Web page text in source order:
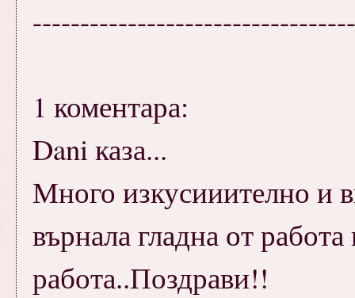
1 коментара:
Dani каза...
Много изкусииително и
върнала гладна от
работа..Поздрави!!